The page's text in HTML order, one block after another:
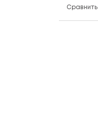
Сравнить